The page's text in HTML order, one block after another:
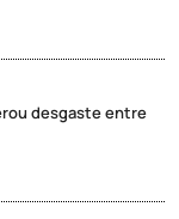
desgaste entre